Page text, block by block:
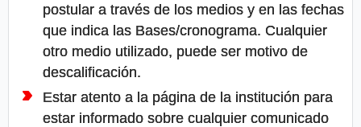
postular a través de los medios y en las fechas
que indica las Bases/cronograma. Cualquier
otro medio utilizado, puede ser motivo de
descalificación.
Estar atento a la página de la institución para
estar informado sobre cualquier comunicado